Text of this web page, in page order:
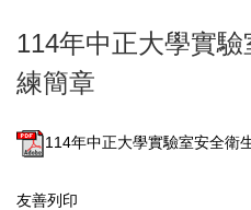
114年中正大學實驗
練簡章
114年中正大學實驗室安全衛
友善列印